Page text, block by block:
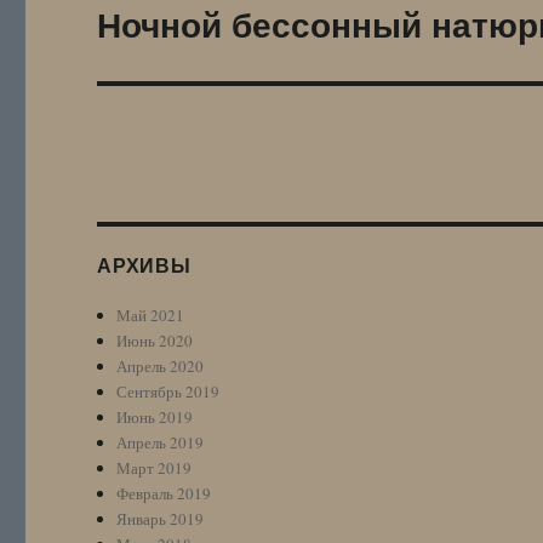
Следующая
Ночной бессонный
АРХИВЫ
Май 2021
Июнь 2020
Апрель 2020
Сентябрь 2019
Июнь 2019
Апрель 2019
Март 2019
Февраль 2019
Январь 2019